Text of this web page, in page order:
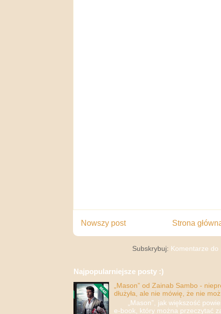
Nowszy post Strona
Subskrybuj: Komentarze do
Najpopularniejsze posty :)
„Mason” od Zainab Sambo -
dłużyła, ale nie mówię, że nie
„Mason”, jak większość
e-book, który można przeczytać